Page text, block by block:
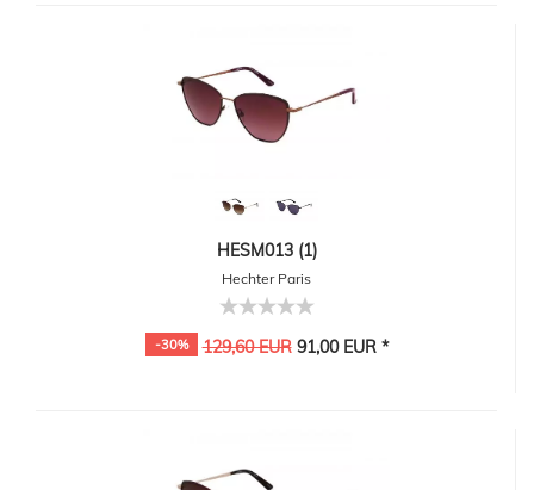
HESM013 (1)
Hechter Paris
-30% 129,60 EUR91,00 EUR *